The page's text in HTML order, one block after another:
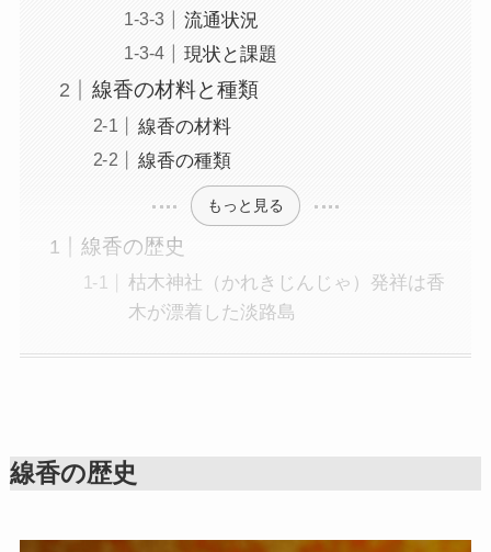
流通状況
現状と課題
線香の材料と種類
線香の材料
線香の種類
もっと見る
線香の歴史
枯木神社（かれきじんじゃ）発祥は香
木が漂着した淡路島
線香の歴史